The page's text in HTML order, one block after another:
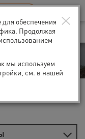
RU EN
×
обеспечения
Продолжая
мы используем
см. в нашей